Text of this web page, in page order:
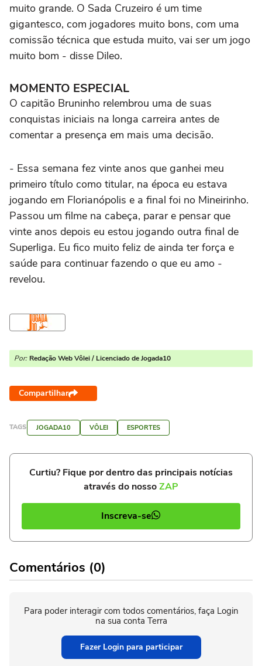
muito grande. O Sada Cruzeiro é um time
gigantesco, com jogadores muito bons, com uma
comissão técnica que estuda muito, vai ser um jogo
muito bom - disse Dileo.
MOMENTO ESPECIAL
O capitão Bruninho relembrou uma de suas
conquistas iniciais na longa carreira antes de
comentar a presença em mais uma decisão.
- Essa semana fez vinte anos que ganhei meu
primeiro título como titular, na época eu estava
jogando em Florianópolis e a final foi no Mineirinho.
Passou um filme na cabeça, parar e pensar que
vinte anos depois eu estou jogando outra final de
Superliga. Eu fico muito feliz de ainda ter força e
saúde para continuar fazendo o que eu amo -
revelou.
Por: Redação Web Vôlei / Licenciado de Jogada10
Compartilhar
TAGS JOGADA10 VÔLEI ESPORTES
Curtiu? Fique por dentro das principais notícias
através do nossoZAP
Inscreva-se
Comentários (0)
Para poder interagir com todos comentários, faça Login
na sua conta Terra
Fazer Login para participar